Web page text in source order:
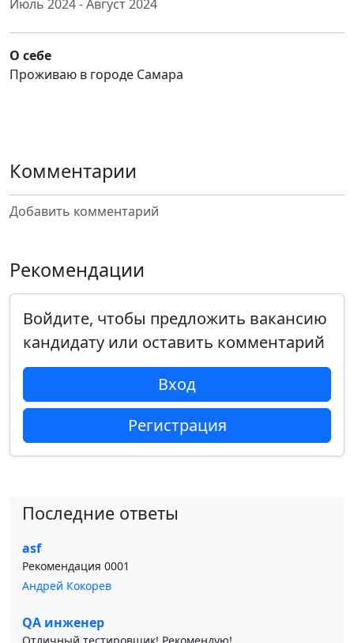
Июль 2024 - Август 2024
О себе
Проживаю в городе Самара
Комментарии
Добавить комментарий
Рекомендации
Войдите, чтобы предложить вакансию
кандидату или оставить комментарий
Вход
Регистрация
Последние ответы
asf
Рекомендация 0001
Андрей Кокорев
QA инженер